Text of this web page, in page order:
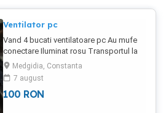
Ventilator pc
Vand 4 bucati ventilatoare pc Au mufe
conectare Iluminat rosu Transportul la
cumparator
Medgidia, Constanta
7 august
100 RON